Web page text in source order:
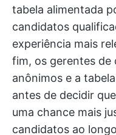
tabela alimentada
candidatos
experiência mais
fim, os gerentes
anônimos e a
antes de decidir
uma chance mais
candidatos ao